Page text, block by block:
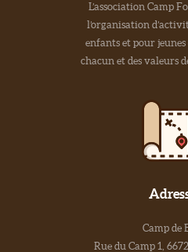
L’association Camp
l’organisation
enfants et pour jeunes
chacun et des valeurs
Camp de
Rue du Camp 1,